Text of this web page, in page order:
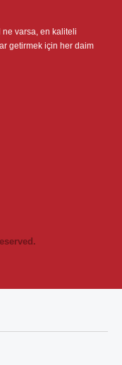
varsa, en kaliteli
getirmek için her daim